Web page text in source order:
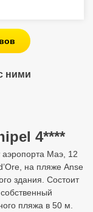
ними
4****
аэропорта Маэ, 12
на пляже Anse
здания. Состоит
пляжа в 50 м.